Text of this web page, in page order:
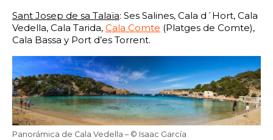
Sant Josep de sa Talaïa: Ses Salines, Cala d´Hort, Cala
Vedella, Cala Tarida, Cala Comte (Platges de Comte),
Cala Bassa y Port d’es Torrent.
Panorámica de Cala Vedella – © Isaac García
12:00 12:30 13:00 13:30
14:00 14:30 15:00
16:00 16:30 17:00 17:30
18:00 18:30 19:00 19:30
20:00 20:30 21:00